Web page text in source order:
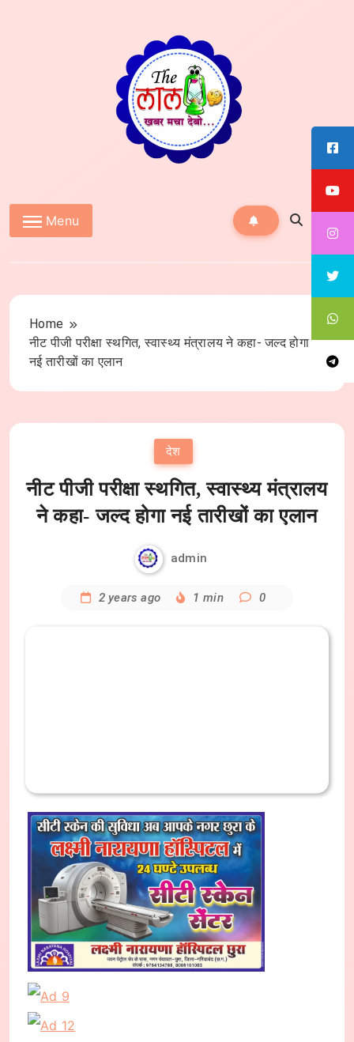
The Lal10
Menu
Home
नीट पीजी परीक्षा स्थगित, स्वास्थ्य मंत्रालय ने कहा- जल्द होगा
नई तारीखों का एलान
देश
नीट पीजी परीक्षा स्थगित, स्वास्थ्य मंत्रालय
ने कहा- जल्द होगा नई तारीखों का एलान
admin
2 years ago 1 min 0